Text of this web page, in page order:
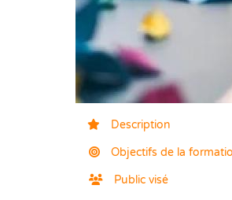
Description
Objectifs de la
Public visé